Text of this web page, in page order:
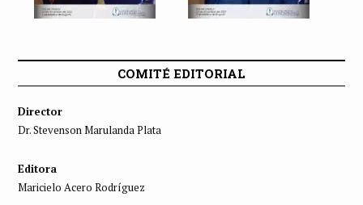
COMITÉ EDITORIAL
Director
Dr. Stevenson Marulanda Plata
Editora
Maricielo Acero Rodríguez